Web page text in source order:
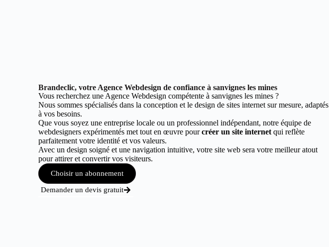
Brandeclic, votre Agence Webdesign de confiance à sanvignes les mines
Vous recherchez une Agence Webdesign compétente à sanvignes les mines ?
Nous sommes spécialisés dans la conception et le design de sites internet sur mesure, adaptés
à vos besoins.
Que vous soyez une entreprise locale ou un professionnel indépendant, notre équipe de
webdesigners expérimentés met tout en œuvre pourcréer un site internetqui reflète
parfaitement votre identité et vos valeurs.
Avec un design soigné et une navigation intuitive, votre site web sera votre meilleur atout
pour attirer et convertir vos visiteurs.
Choisir un abonnement
Demander un devis gratuit